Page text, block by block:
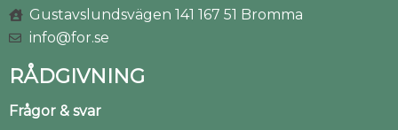
Gustavslundsvägen 141 167 51 Bromma
info@for.se
RÅDGIVNING
Frågor & svar